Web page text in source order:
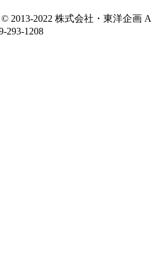
2013-2022 株式会社・東洋企画
293-1208